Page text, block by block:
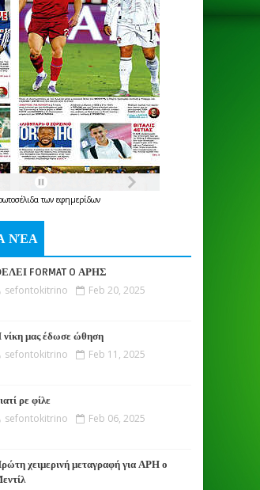
των εφημερίδων
ΝΈΑ
FORMAT O ΑΡΗΣ
sefontokitrino Feb 20, 2025
μας έδωσε ώθηση
sefontokitrino Feb 11, 2025
ρε φίλε
sefontokitrino Feb 06, 2025
χειμερινή μεταγραφή για ΑΡΗ ο